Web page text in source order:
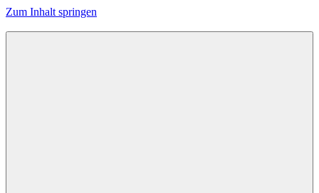
Zum Inhalt springen